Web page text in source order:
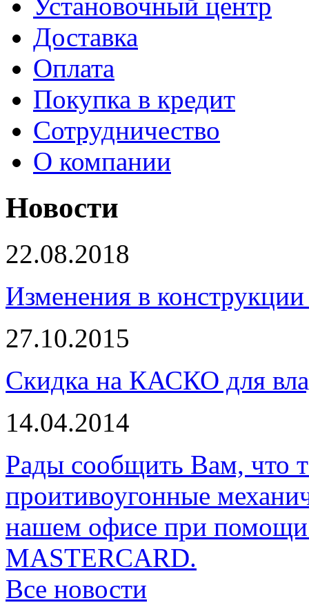
Установочный центр
Доставка
Оплата
Покупка в кредит
Сотрудничество
О компании
Новости
22.08.2018
Изменения в
27.10.2015
Скидка на КАСКО для
14.04.2014
Рады сообщить Вам, что
проитивоугонные
нашем офисе при помощи
MASTERCARD.
Все новости